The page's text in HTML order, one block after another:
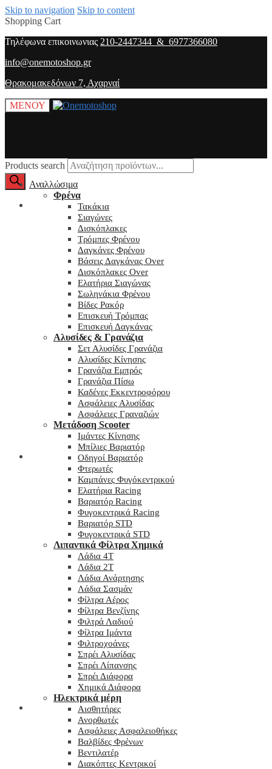
Skip to navigation Skip to content
Shopping Cart
Τηλέφωνα επικοινωνιας 210-2447344 & 6977366080
info@onemotoshop.gr
Θρακομακεδόνων 7, Αχαρναί
ΜΕΝΟΥ
Products search
O λογαριασμός μου
My wishlist
Αναλλώσιμα
Φρένα
Τακάκια
Σιαγώνες
Δισκόπλακες
Τρόμπες Φρένου
Δαγκάνες Φρένου
Βάσεις Δαγκάνας Over
Δισκόπλακες Over
Ελατήρια Σιαγώνας
Σωληνάκια Φρένου
Βίδες Ρακόρ
Επισκευή Τρόμπας
Επισκευή Δαγκάνας
Αλυσίδες & Γρανάζια
Σετ Αλυσίδες Γρανάζια
Αλυσίδες Κίνησης
Γρανάζια Εμπρός
Γρανάζια Πίσω
Καδένες Εκκεντροφόρου
Ασφάλειες Αλυσίδας
Ασφάλειες Γραναζιών
Μετάδοση Scooter
Ιμάντες Κίνησης
Μπίλιες Βαριατόρ
Οδηγοί Βαριατόρ
Φτερωτές
Καμπάνες Φυγόκεντρικού
Ελατήρια Racing
Βαριατόρ Racing
Φυγοκεντρικά Racing
Βαριατόρ STD
Φυγοκεντρικά STD
Λιπαντικά Φίλτρα Χημικά
Λάδια 4T
Λάδια 2T
Λάδια Ανάρτησης
Λάδια Σασμάν
Φίλτρα Αέρος
Φίλτρα Βενζίνης
Φιλτρά Λαδιού
Φίλτρα Ιμάντα
Φιλτροχοάνες
Σπρέι Αλυσίδας
Σπρέι Λίπανσης
Σπρέι Διάφορα
Χημικά Διάφορα
Hλεκτρικά μέρη
Αισθητήρες
Ανορθωτές
Ασφάλειες Ασφαλειοθήκες
Βαλβίδες Φρένων
Βεντιλατέρ
Διακόπτες Κεντρικοί